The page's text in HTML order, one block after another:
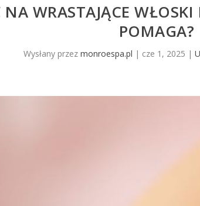
NA WRASTAJĄCE
POMAGA?
Wysłany przez monroespa.pl | cze 1, 2025 |